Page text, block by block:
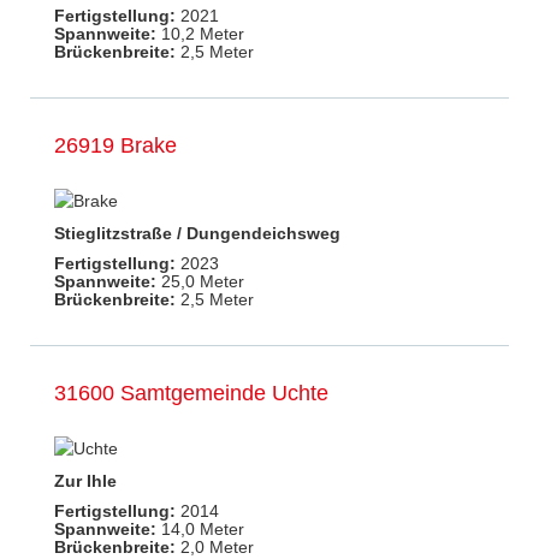
Fertigstellung: 2021
Spannweite: 10,2 Meter
Brückenbreite: 2,5 Meter
26919 Brake
Stieglitzstraße / Dungendeichsweg
Fertigstellung: 2023
Spannweite: 25,0 Meter
Brückenbreite: 2,5 Meter
31600 Samtgemeinde Uchte
Zur Ihle
Fertigstellung: 2014
Spannweite: 14,0 Meter
Brückenbreite: 2,0 Meter